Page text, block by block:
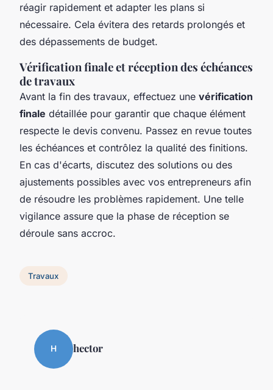
réagir rapidement et adapter les plans si
nécessaire. Cela évitera des retards prolongés et
des dépassements de budget.
Vérification finale et réception des échéances
de travaux
Avant la fin des travaux, effectuez une vérification
finale détaillée pour garantir que chaque élément
respecte le devis convenu. Passez en revue toutes
les échéances et contrôlez la qualité des finitions.
En cas d'écarts, discutez des solutions ou des
ajustements possibles avec vos entrepreneurs afin
de résoudre les problèmes rapidement. Une telle
vigilance assure que la phase de réception se
déroule sans accroc.
Travaux
H hector